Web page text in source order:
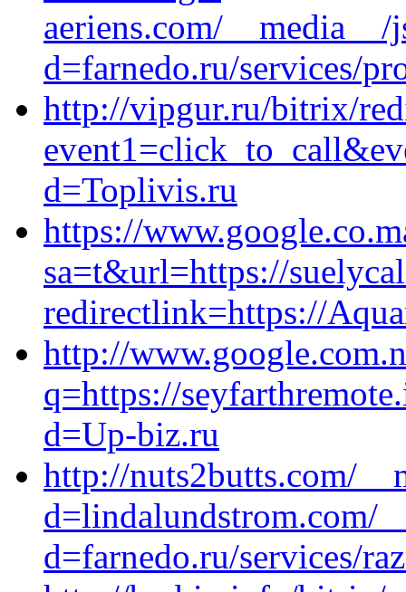
aeriens.com/
d=farnedo.ru/services/
http://vipgur.ru/bitrix/
d=Toplivis.ru
https://
sa=t&url=https://
redirectlink=https://
http://
q=https://
d=Up-biz.ru
http://nuts2butts.com/
d=lindalundstrom.com/
d=farnedo.ru/services/